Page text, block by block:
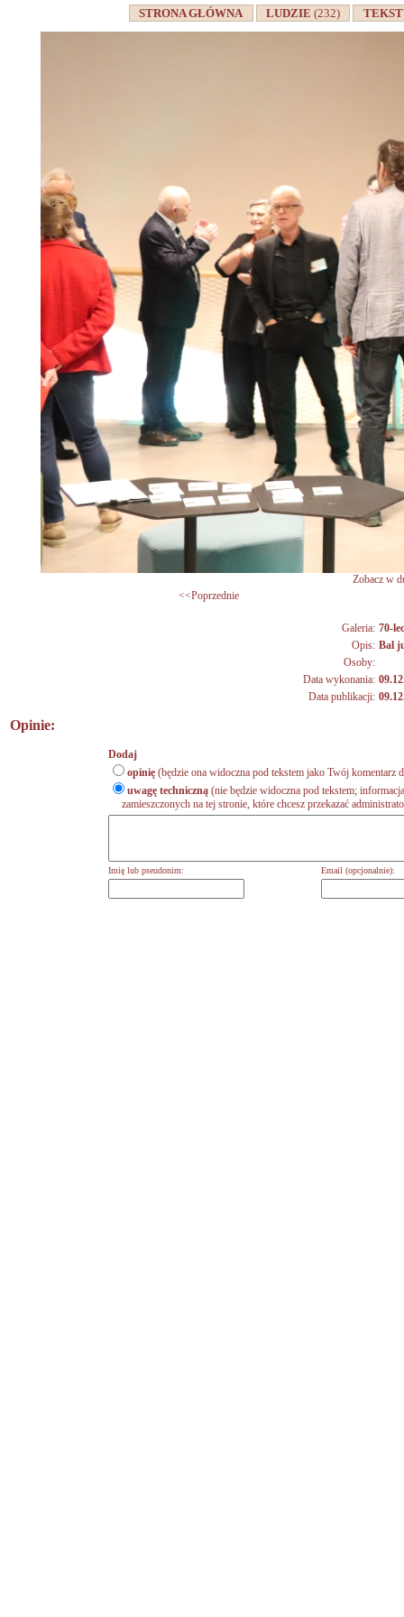
STRONA GŁÓWNA LUDZIE(232)
Zobacz w
<<Poprzednie
Galeria: 70-
Opis: Bal
Osoby:
Data wykonania:
Data publikacji:
Opinie:
Dodaj
opinię (będzie ona widoczna pod tekstem jako Twój komentarz
uwagę techniczną (nie będzie widoczna pod tekstem;
zamieszczonych na tej stronie, które chcesz przekazać
Imię lub pseudonim: Email (opcjonalnie):